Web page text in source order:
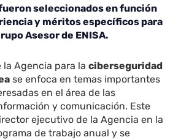
seleccionados en función
y méritos específicos para
Asesor de ENISA.
la Agencia para laciberseguridad
se enfoca en temas importantes
en el área de las
y comunicación. Este
ejecutivo de la Agencia en la
de trabajo anual y se